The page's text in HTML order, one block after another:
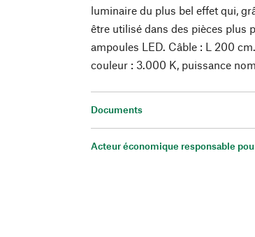
luminaire du plus bel effet qui,
être utilisé dans des pièces plus
ampoules LED. Câble : L 200
couleur : 3.000 K, puissance
Documents
Acteur économique responsable